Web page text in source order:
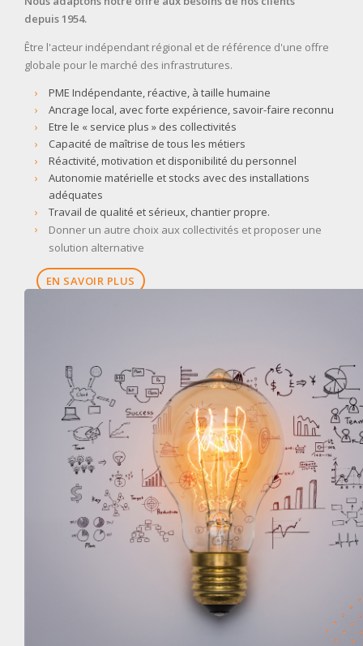
depuis 1954.
Être l'acteur indépendant régional et de référence d'une offre
globale pour le marché des infrastrutures.
PME Indépendante, réactive, à taille humaine
Ancrage local, avec forte expérience, savoir-faire reconnu
Etre le « service plus » des collectivités
Capacité de maîtrise de tous les métiers
Réactivité, motivation et disponibilité du personnel
Autonomie matérielle et stocks avec des installations
adéquates
Travail de qualité et sérieux, chantier propre.
Donner un autre choix aux collectivités et proposer une
solution alternative
EN SAVOIR PLUS